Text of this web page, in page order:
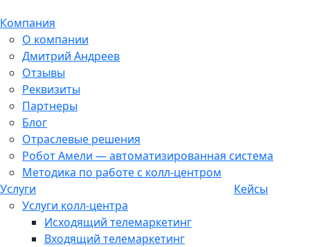
Компания
О компании
Дмитрий Андреев
Отзывы
Реквизиты
Партнеры
Блог
Отраслевые решения
Робот Амели — автоматизированная система
Методика по работе с колл-центром
Услуги
Услуги колл-центра
Исходящий телемаркетинг
Входящий телемаркетинг
Кейсы